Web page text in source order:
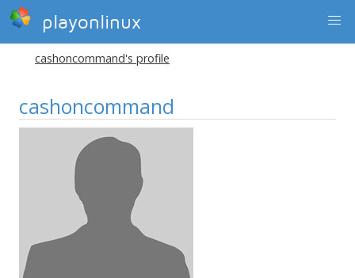
playonlinux
cashoncommand's profile
cashoncommand